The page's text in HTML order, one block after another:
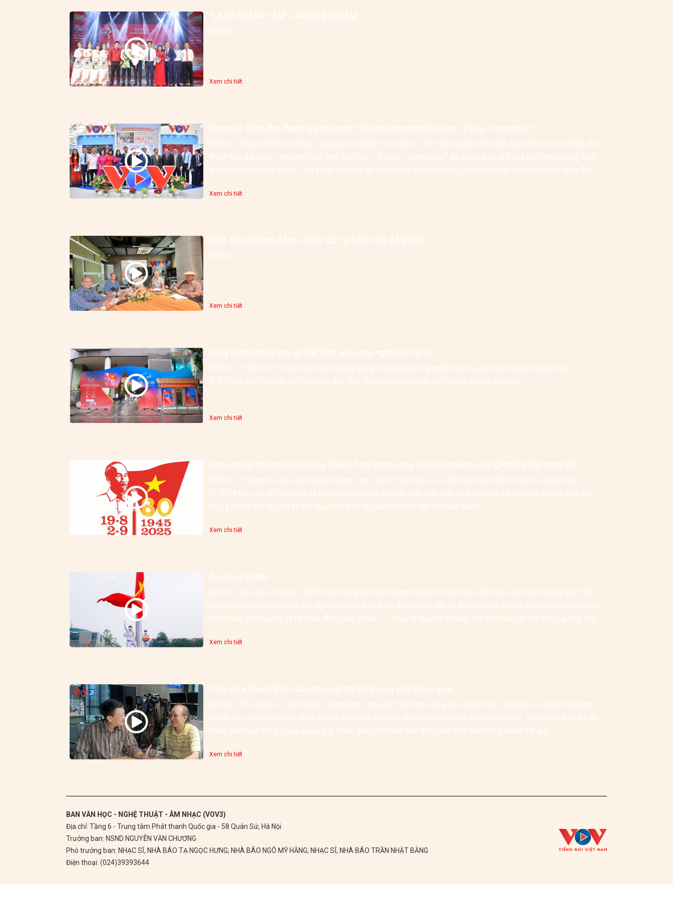
"LÁ CỜ THÁNG TÁM" - HÀO KHÍ 80 NĂM
Xem chi tiết
Khai mạc Triển lãm thành tựu đất nước “80 năm Hành trình Độc lập - Tự do - Hạnh phúc”
[VOV3] - Sáng 28/08/2025 tại Trung tâm triển lãm Việt Nam – VEC (Đông Anh, Hà Nội), buổi lễ khai mạc Triển lãm
thành tựu đất nước “80 năm hành trình Độc lập – Tự do – Hạnh phúc” đã được diễn ra trọng thể, nhân dịp kỷ niệm
80 năm Cách mạng tháng Tám thành công và 80 năm Quốc khánh nước Cộng hòa xã hội chủ nghĩa Việt Nam 2/9.
Xem chi tiết
MÙA THU THÁNG TÁM - KHÚC CA TỰ HÀO CỦA DÂN TỘC
Xem chi tiết
Sống lại thời khắc lịch sử 2/9/1945 qua công nghệ thực tế ảo
[VOV3] - Triển lãm “Trở về thời khắc thiêng liêng” ứng dụng công nghệ hiện đại, tái hiện khoảnh khắc ngày
2/9/1945 khi Chủ tịch Hồ Chí Minh đọc Bản Tuyên ngôn Độc lập tại Quảng trường Ba Đình.
Xem chi tiết
Chào mừng 80 năm Cách mạng Tháng Tám thành công và Quốc khánh nước CHXHCN Việt Nam 2/9
[VOV3] -  Thắng lợi của Cách mạng Tháng Tám (19/8/1945) và sự ra đời nước Việt Nam Dân chủ Cộng hoà
(2/9/1945), nay là Cộng hòa xã hội chủ nghĩa Việt Nam là mốc son chói lọi trong lịch sử dân tộc, khẳng định tầm
Xem chi tiết
Âm vang lời Bác
[VOV3] - Kỷ niệm 79 năm CMT8 thành công và Quốc khánh mùng 02/09/2024. Âm nhạc với Cuộc sống Vov3 đã
có cuộc phỏng vấn với tác giả Nguyễn Khắc Bẩy (hiện đang công tác tại Bộ môn cận tâm lý, nghiên cứu ứng dụng
tiềm năng con người) về ca khúc  Âm vang lời Bác –  nhạc sĩ Nguyễn Hoàng Anh phổ nhạc từ bài thơ của ông. (Ấn
Xem chi tiết
Tiến sĩ Lê Thanh Bình - Âm nhạc có thể mở đường cho Ngoại giao…
[VOV3] - Phó Giáo sư, Tiến sĩ Lê Thanh Bình - nguyên Tham tán Công sứ, người thứ 2 của Đại sứ quán Việt Nam
tại Na Uy, nguyên Trưởng Khoa Truyền thông và Văn hóa đối ngoại của Học viện Ngoại Giao. Người nghệ sĩ đa tài
Xem chi tiết
BAN VĂN HỌC - NGHỆ THUẬT - ÂM NHẠC (VOV3)
Địa chỉ: Tầng 6 - Trung tâm Phát thanh Quốc gia - 58 Quán Sứ, Hà Nội
Trưởng ban: NSND NGUYỄN VĂN CHƯƠNG
Phó trưởng ban: NHẠC SĨ, NHÀ BÁO TẠ NGỌC HƯNG; NHÀ BÁO NGÔ MỸ HẰNG; NHẠC SĨ, NHÀ BÁO TRẦN NHẬT BẰNG
Điện thoại: (024)39393644